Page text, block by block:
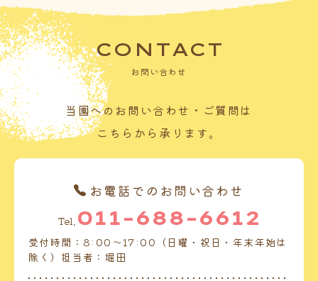
CONTACT
お問い合わせ
当園へのお問い合わせ・ご質問は
こちらから承ります。
お電話でのお問い合わせ
Tel. 011-688-6612
受付時間：8:00～17:00（日曜・祝日・年末年始は
除く）担当者：堀田